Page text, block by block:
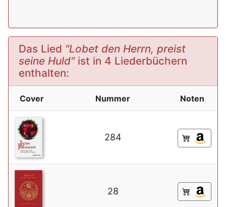
Das Lied "Lobet den Herrn, preist
seine Huld"ist in 4 Liederbüchern
enthalten:
Cover Nummer Noten
284
28